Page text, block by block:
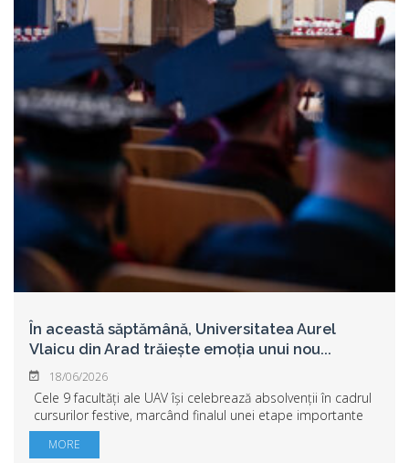
În această săptămână, Universitatea Aurel
Vlaicu din Arad trăiește emoția unui nou...
18/06/2026
Cele 9 facultăți ale UAV își celebrează absolvenții în cadrul
cursurilor festive, marcând finalul unei etape importante
și începutul unui nou drum. Felicitări tuturor absolvenților
Promoției 2026! Vă...
MORE